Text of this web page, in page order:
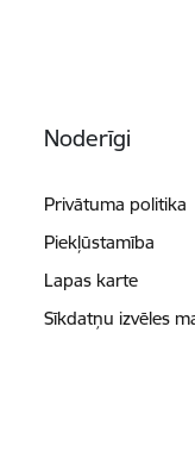
Noderīgi
Privātuma politika
Piekļūstamība
Lapas karte
Sīkdatņu izvēles